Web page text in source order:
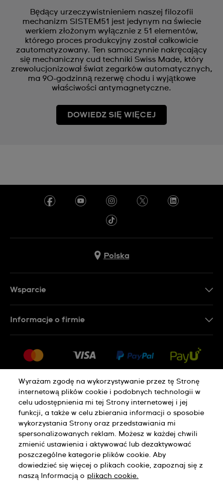
Będący urzeczywistnieniem naszej filozofii
mechanizm SISTEM51 jest jedynym na świecie
werkiem złożonym wyłącznie z 51 elementów,
którego proces produkcyjny został całkowicie
zautomatyzowany. Ten samoczynnie nakręcający
się mechaniczny cud techniki Swiss Made, który
zrewolucjonizował świat zegarków automatycznych,
ma 90-godzinną rezerwę chodu i wyjątkowe
właściwości antymagnetyczne.
DOWIEDZ SIĘ WIĘCEJ
Polska
Wsparcie
Zwroty i reklamacje
Warunki sprzedaży
Odstąp od umowy
Informacje o firmie
Praca
Polityka Prywatności Pliki Cookie
Regulamin Sklepu
Wyrażam zgodę na wykorzystywanie przez tę Stronę
internetową plików cookie i podobnych technologii w
celu udostępnienia mi tej Strony internetowej i jej
funkcji, a także w celu zbierania informacji o sposobie
wykorzystania Strony oraz przedstawiania mi
spersonalizowanych reklam. Możesz w każdej chwili
zmienić ustawienia i aktywować lub dezaktywować
poszczególne kategorie plików cookie. Aby
dowiedzieć się więcej o plikach cookie, zapoznaj się z
naszą Informacją o plikach cookie.